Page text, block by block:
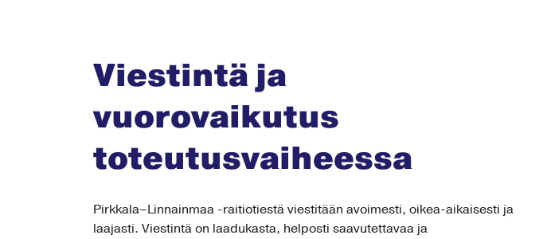
Viestintä ja
vuorovaikutus
toteutusvaiheessa
Pirkkala–Linnainmaa -raitiotiestä viestitään avoimesti, oikea-aikaisesti ja
laajasti. Viestintä on laadukasta, helposti saavutettavaa ja